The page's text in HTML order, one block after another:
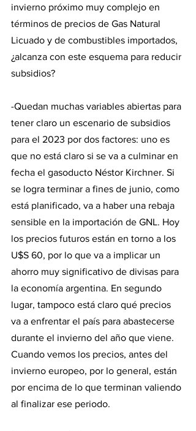
invierno próximo muy complejo en
términos de precios de Gas Natural
Licuado y de combustibles importados,
¿alcanza con este esquema para reducir
subsidios?
-Quedan muchas variables abiertas para
tener claro un escenario de subsidios
para el 2023 por dos factores: uno es
que no está claro si se va a culminar en
fecha el gasoducto Néstor Kirchner. Si
se logra terminar a fines de junio, como
está planificado, va a haber una rebaja
sensible en la importación de GNL. Hoy
los precios futuros están en torno a los
U$S 60, por lo que va a implicar un
ahorro muy significativo de divisas para
la economía argentina. En segundo
lugar, tampoco está claro qué precios
va a enfrentar el país para abastecerse
durante el invierno del año que viene.
Cuando vemos los precios, antes del
invierno europeo, por lo general, están
por encima de lo que terminan valiendo
al finalizar ese periodo.